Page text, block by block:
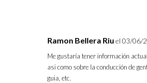
Ramon Bellera Riu el 03/06/
Me gustaría tener información
asi como sobre la conducción de
guia, etc.